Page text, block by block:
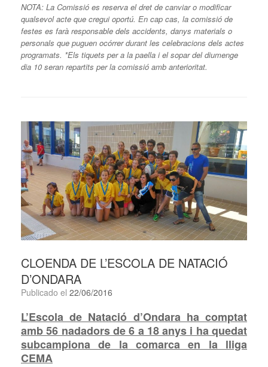
NOTA: La Comissió es reserva el dret de canviar o modificar
qualsevol acte que cregui oportú. En cap cas, la comissió de
festes es farà responsable dels accidents, danys materials o
personals que puguen ocórrer durant les celebracions dels actes
programats. *Els tiquets per a la paella i el sopar del diumenge
dia 10 seran repartits per la comissió amb anterioritat.
CLOENDA DE L’ESCOLA DE NATACIÓ
D’ONDARA
Publicado el 22/06/2016
L’Escola de Natació d’Ondara ha comptat
amb 56 nadadors de 6 a 18 anys i ha quedat
subcampiona de la comarca en la lliga
CEMA